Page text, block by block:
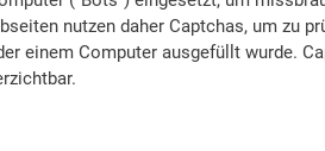
nutzen daher Captchas, um zu
einem Computer ausgefüllt wurde.